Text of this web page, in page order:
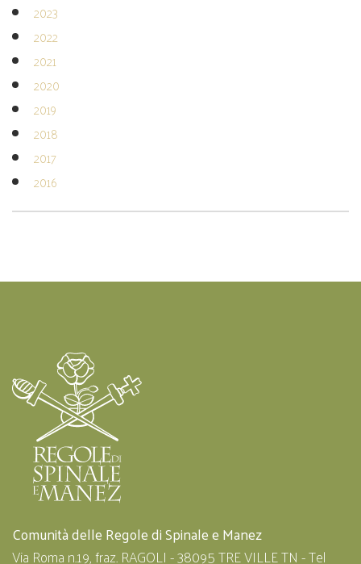
2023
2022
2021
2020
2019
2018
2017
2016
Comunità delle Regole di Spinale e Manez
Via Roma n.19, fraz. RAGOLI - 38095 TRE VILLE TN - Tel